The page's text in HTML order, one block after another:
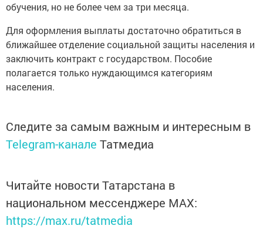
обучения, но не более чем за три месяца.
Для оформления выплаты достаточно обратиться в
ближайшее отделение социальной защиты населения и
заключить контракт с государством. Пособие
полагается только нуждающимся категориям
населения.
Следите за самым важным и интересным в
Telegram-канале Татмедиа
Читайте новости Татарстана в
национальном мессенджере MАХ:
https://max.ru/tatmedia